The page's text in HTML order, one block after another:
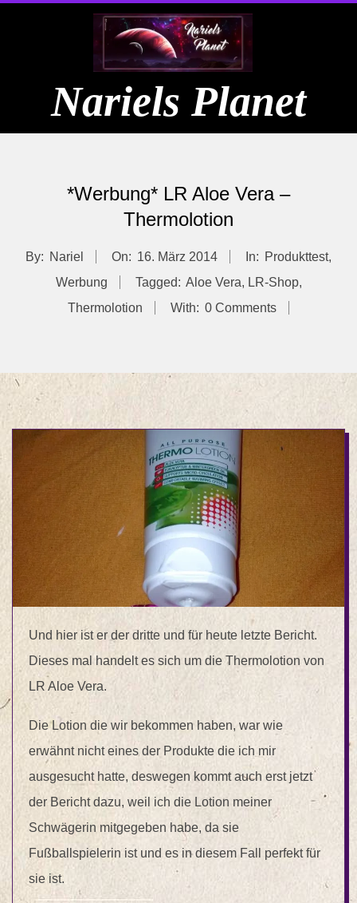
Nariels Planet
*Werbung* LR Aloe Vera –
Thermolotion
By: Nariel On: 16. März 2014 In: Produkttest,
Werbung
Tagged: Aloe Vera, LR-Shop,
Thermolotion
With: 0 Comments
Und hier ist er der dritte und für heute letzte Bericht.
Dieses mal handelt es sich um die Thermolotion von
LR Aloe Vera.
Die Lotion die wir bekommen haben, war wie
erwähnt nicht eines der Produkte die ich mir
ausgesucht hatte, deswegen kommt auch erst jetzt
der Bericht dazu, weil ich die Lotion meiner
Schwägerin mitgegeben habe, da sie
Fußballspielerin ist und es in diesem Fall perfekt für
sie ist.